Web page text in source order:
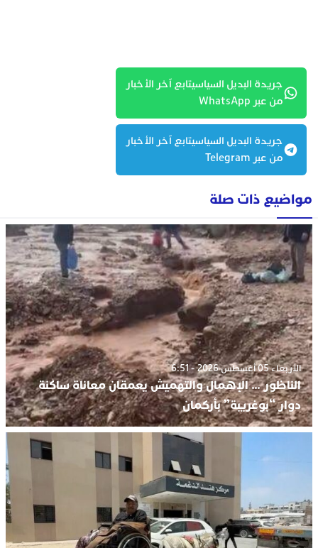
جريدة البديل السياسيتابع آخر الأخبار
من عبر WhatsApp
جريدة البديل السياسيتابع آخر الأخبار
من عبر Telegram
مواضيع ذات صلة
الأربعاء 05 أغسطس 2026 - 6:51
الناظور … الإهمال والتهميش يعمقان معاناة ساكنة
دوار “بوغريبة” بأركمان